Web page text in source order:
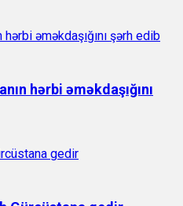
hərbi əməkdaşığını